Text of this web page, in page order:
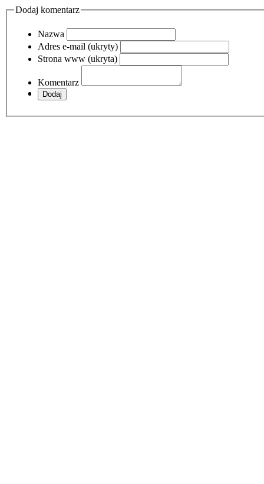
Dodaj komentarz
Nazwa
Adres e-mail (ukryty)
Strona www (ukryta)
Komentarz